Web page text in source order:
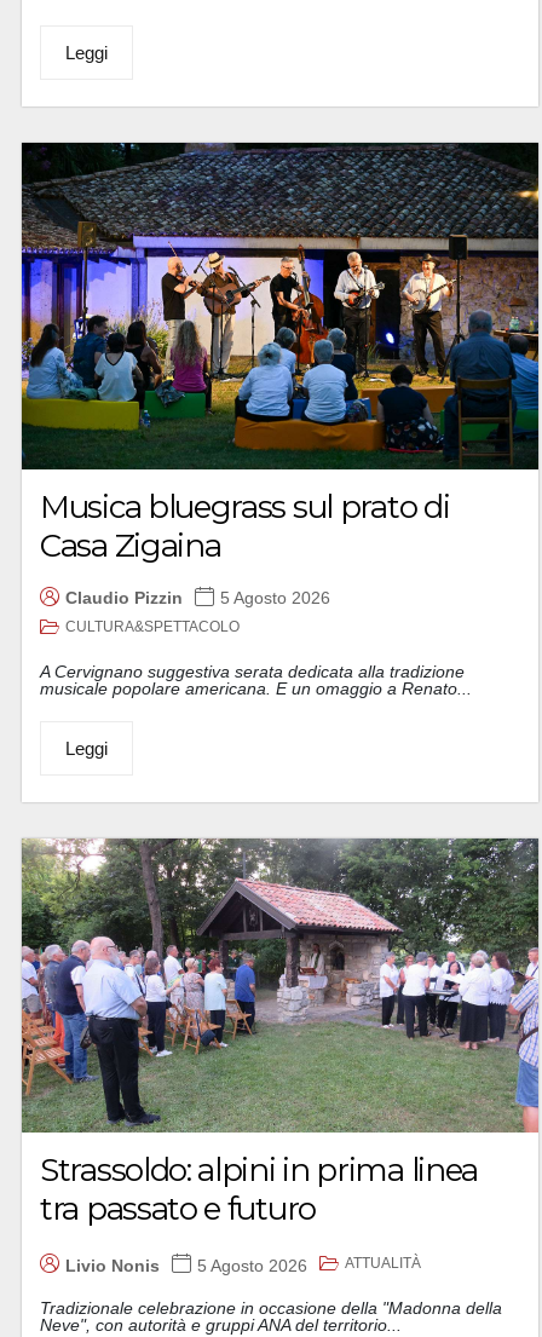
Leggi
Musica bluegrass sul prato di
Casa Zigaina
Claudio Pizzin 5 Agosto 2026
CULTURA&SPETTACOLO
A Cervignano suggestiva serata dedicata alla tradizione
musicale popolare americana. E un omaggio a Renato...
Leggi
Strassoldo: alpini in prima linea
tra passato e futuro
Livio Nonis 5 Agosto 2026 ATTUALITÀ
Tradizionale celebrazione in occasione della "Madonna della
Neve", con autorità e gruppi ANA del territorio...